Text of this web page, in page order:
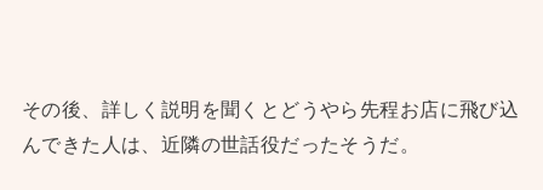
その後、詳しく説明を聞くとどうやら先程お店に飛び込
んできた人は、近隣の世話役だったそうだ。